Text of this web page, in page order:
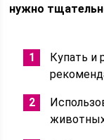
нужно
Купать и